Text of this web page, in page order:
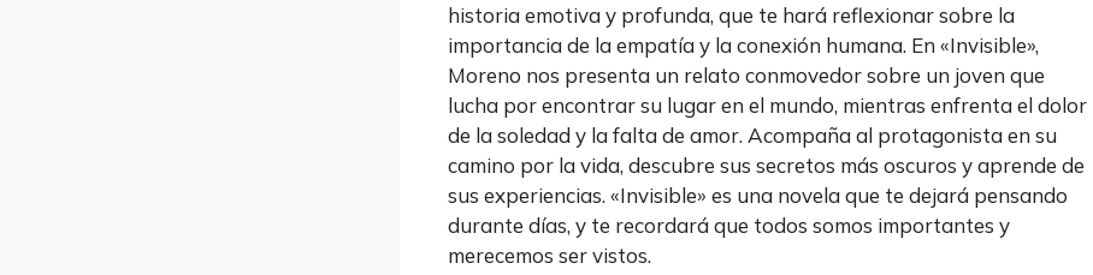
historia emotiva y profunda, que te hará reflexionar sobre la
importancia de la empatía y la conexión humana. En «Invisible»,
Moreno nos presenta un relato conmovedor sobre un joven que
lucha por encontrar su lugar en el mundo, mientras enfrenta el dolor
de la soledad y la falta de amor. Acompaña al protagonista en su
camino por la vida, descubre sus secretos más oscuros y aprende de
sus experiencias. «Invisible» es una novela que te dejará pensando
durante días, y te recordará que todos somos importantes y
merecemos ser vistos.